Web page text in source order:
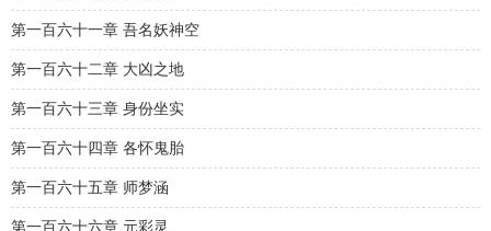
第一百六十一章 吾名妖神空
第一百六十二章 大凶之地
第一百六十三章 身份坐实
第一百六十四章 各怀鬼胎
第一百六十五章 师梦涵
第一百六十六章 元彩灵